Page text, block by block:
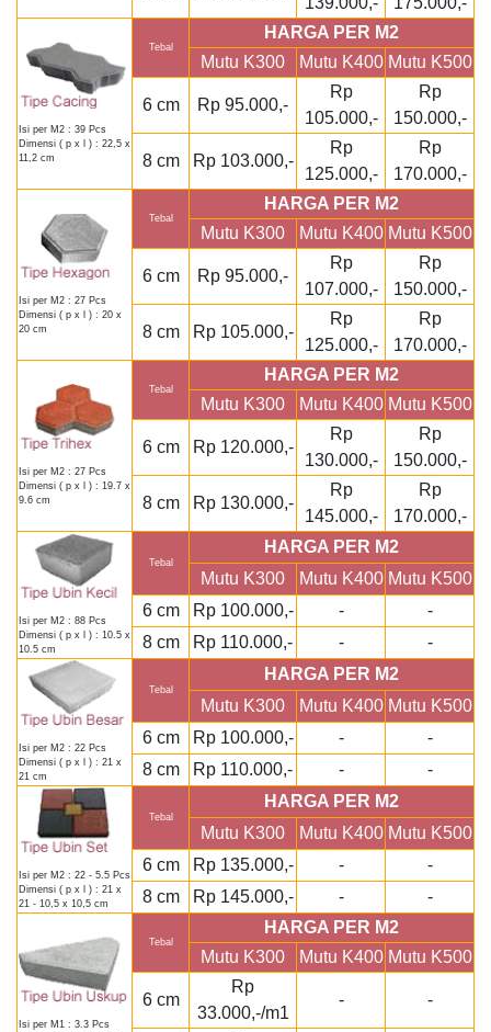
Isi per M2 : 39 Pcs
Dimensi ( p x l ) : 22,5 x
11,2 cm
Tebal
HARGA PER M2
Mutu K300
Mutu K400 Mutu K500
6 cm Rp 95.000,-
Rp
105.000,-
Rp
150.000,-
8 cm Rp 103.000,-
Rp
125.000,-
Rp
170.000,-
Isi per M2 : 27 Pcs
Dimensi ( p x l ) : 20 x
20 cm
Tebal
HARGA PER M2
Mutu K300
Mutu K400 Mutu K500
6 cm Rp 95.000,-
Rp
107.000,-
Rp
150.000,-
8 cm Rp 105.000,-
Rp
125.000,-
Rp
170.000,-
Isi per M2 : 27 Pcs
Dimensi ( p x l ) : 19.7 x
9.6 cm
Tebal
HARGA PER M2
Mutu K300
Mutu K400 Mutu K500
6 cm Rp 120.000,-
Rp
130.000,-
Rp
150.000,-
8 cm Rp 130.000,-
Rp
145.000,-
Rp
170.000,-
Isi per M2 : 88 Pcs
Dimensi ( p x l ) : 10.5 x
10.5 cm
Tebal
HARGA PER M2
Mutu K300
Mutu K400 Mutu K500
6 cm
Rp 100.000,- -
-
8 cm
Rp 110.000,- - -
Isi per M2 : 22 Pcs
Dimensi ( p x l ) : 21 x
21 cm
Tebal
HARGA PER M2
Mutu K300
Mutu K400 Mutu K500
6 cm
Rp 100.000,- -
-
8 cm
Rp 110.000,- - -
Isi per M2 : 22 - 5.5 Pcs
Dimensi ( p x l ) : 21 x
21 - 10,5 x 10,5 cm
Tebal
HARGA PER M2
Mutu K300
Mutu K400 Mutu K500
6 cm
Rp 135.000,- -
-
8 cm
Rp 145.000,- - -
Isi per M1 : 3.3 Pcs
Tebal
HARGA PER M2
Mutu K300
Mutu K400 Mutu K500
6 cm
Rp
33.000,-/m1
- -